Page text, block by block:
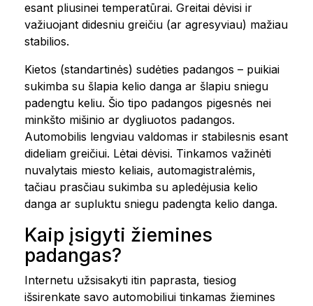
esant pliusinei temperatūrai. Greitai dėvisi ir
važiuojant didesniu greičiu (ar agresyviau) mažiau
stabilios.
Kietos (standartinės) sudėties padangos – puikiai
sukimba su šlapia kelio danga ar šlapiu sniegu
padengtu keliu. Šio tipo padangos pigesnės nei
minkšto mišinio ar dygliuotos padangos.
Automobilis lengviau valdomas ir stabilesnis esant
dideliam greičiui. Lėtai dėvisi. Tinkamos važinėti
nuvalytais miesto keliais, automagistralėmis,
tačiau prasčiau sukimba su apledėjusia kelio
danga ar supluktu sniegu padengta kelio danga.
Kaip įsigyti žiemines
padangas?
Internetu užsisakyti itin paprasta, tiesiog
išsirenkate savo automobiliui tinkamas žiemines